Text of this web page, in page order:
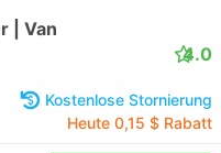
| Van
4.0
Kostenlose Stornierung
Heute 0,15 $ Rabatt